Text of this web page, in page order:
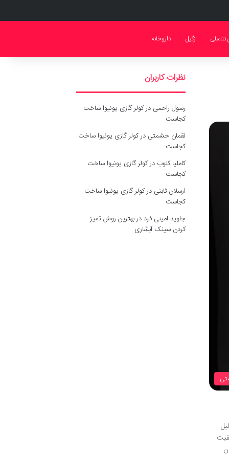
تناسلی زگیل داروخانه
نظرات کاربران
رسول راحمی درکولر گازی یونیوا ساخت
کجاست
لقمان حشمتی درکولر گازی یونیوا ساخت
کجاست
کاملیا کلوب درکولر گازی یونیوا ساخت
کجاست
ارسلان ثابتی درکولر گازی یونیوا ساخت
کجاست
جاوید امینی فرد دربهترین روش تمیز
کردن سینک آبشاری